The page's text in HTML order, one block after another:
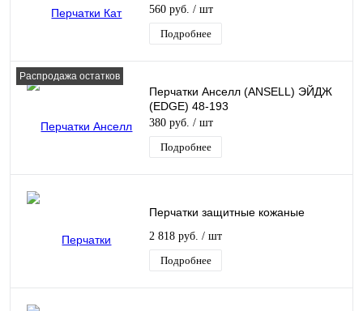
560 руб. / шт
Подробнее
Распродажа остатков
Перчатки Анселл (ANSELL) ЭЙДЖ
(EDGE) 48-193
380 руб. / шт
Подробнее
Перчатки защитные кожаные
2 818 руб. / шт
Подробнее